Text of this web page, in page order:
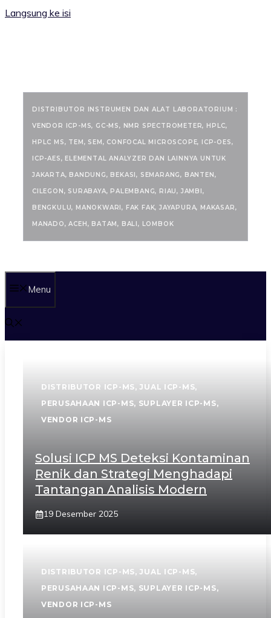
Langsung ke isi
DISTRIBUTOR INSTRUMEN DAN ALAT LABORATORIUM :
VENDOR ICP-MS, GC-MS, NMR SPECTROMETER, HPLC,
HPLC MS, TEM, SEM, CONFOCAL MICROSCOPE, ICP-OES,
ICP-AES, ELEMENTAL ANALYZER DAN LAINNYA UNTUK
JAKARTA, BANDUNG, BEKASI, SEMARANG, BANTEN,
CILEGON, SURABAYA, PALEMBANG, RIAU, JAMBI,
BENGKULU, MANOKWARI, FAK FAK, JAYAPURA, MAKASAR,
MANADO, ACEH, BATAM, BALI, LOMBOK
Menu
DISTRIBUTOR ICP-MS, JUAL ICP-MS,
PERUSAHAAN ICP-MS, SUPLAYER ICP-MS,
VENDOR ICP-MS
Solusi ICP MS Deteksi Kontaminan
Renik dan Strategi Menghadapi
Tantangan Analisis Modern
19 Desember 2025
DISTRIBUTOR ICP-MS, JUAL ICP-MS,
PERUSAHAAN ICP-MS, SUPLAYER ICP-MS,
VENDOR ICP-MS